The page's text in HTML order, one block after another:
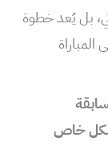
بل يُعد خطوة
خاص